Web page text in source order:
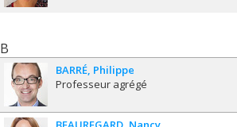
B
BARRÉ Philippe
Professeur agrégé